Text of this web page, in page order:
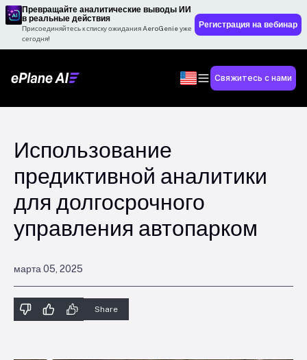
Превращайте аналитические выводы ИИ
в реальные действия
Присоединяйтесь к списку ожидания AeroGenie уже
сегодня!
Регистрация на вебинар
Свяжитесь с нами
Использование
предиктивной аналитики
для долгосрочного
управления автопарком
марта 05, 2025
Share